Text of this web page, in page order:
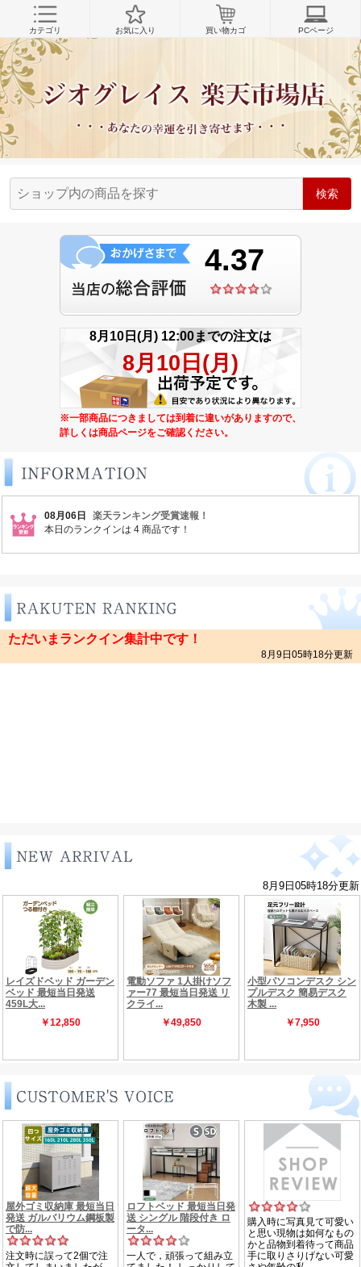
カテゴリ お気に入り 買い物カゴ PCページ
※一部商品につきましては到着に違いがありますので、
詳しくは商品ページをご確認ください。